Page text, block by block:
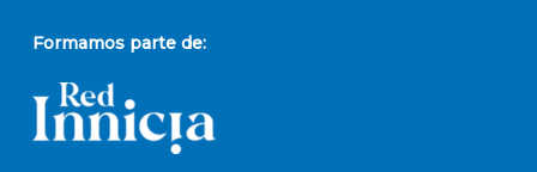
Formamos parte de: